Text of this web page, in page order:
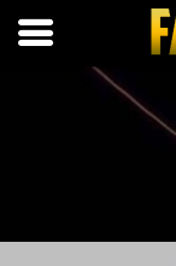
Folk.bg